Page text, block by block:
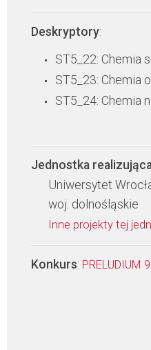
Deskryptory:
ST5_22: Chemia
ST5_23: Chemia
ST5_24: Chemia
Jednostka
Uniwersytet
woj. dolnośląskie
Inne projekty tej
Konkurs: PRELUDIUM 9